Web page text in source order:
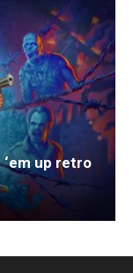
‘em up retro